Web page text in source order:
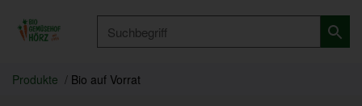
Produkte Bio auf Vorrat